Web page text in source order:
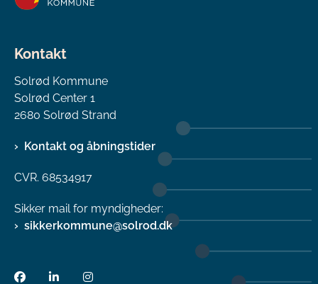
Kontakt
Solrød Kommune
Solrød Center 1
2680 Solrød Strand
Kontakt og åbningstider
CVR. 68534917
Sikker mail for myndigheder:
sikkerkommune@solrod.dk